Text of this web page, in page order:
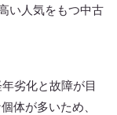
い人気をもつ中古
劣化と故障が目
体が多いため、